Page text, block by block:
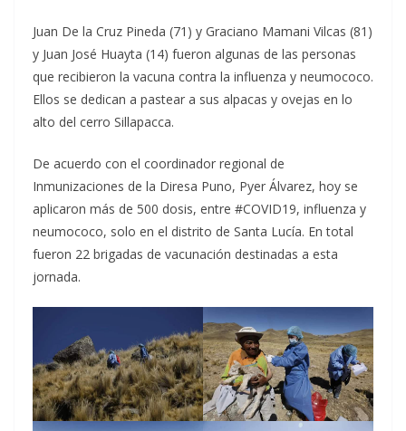
Juan De la Cruz Pineda (71) y Graciano Mamani Vilcas (81)
y Juan José Huayta (14) fueron algunas de las personas
que recibieron la vacuna contra la influenza y neumococo.
Ellos se dedican a pastear a sus alpacas y ovejas en lo
alto del cerro Sillapacca.
De acuerdo con el coordinador regional de
Inmunizaciones de la Diresa Puno, Pyer Álvarez, hoy se
aplicaron más de 500 dosis, entre #COVID19, influenza y
neumococo, solo en el distrito de Santa Lucía. En total
fueron 22 brigadas de vacunación destinadas a esta
jornada.